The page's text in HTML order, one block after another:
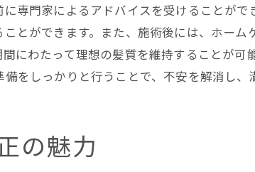
の施術内容を知る
評価で選ぶ銀座のサロン
後のアフタースタイリング
専門家によるアドバイスを受けることが
とができます。また、施術後には、ホーム
にわたって理想の髪質を維持することが可
をしっかりと行うことで、不安を解消し、
の魅力